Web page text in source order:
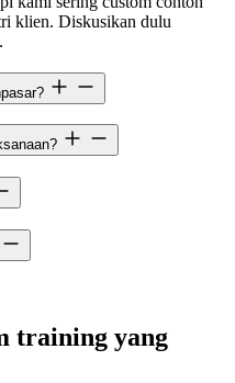
klien. Diskusikan dulu
training yang